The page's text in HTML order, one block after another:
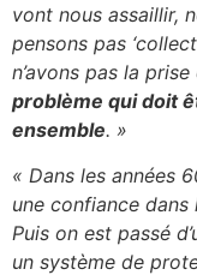
vont nous assaillir,
pensons pas
n’avons pas la
problème qui doit
ensemble. »
« Dans les années
une confiance dans
Puis on est passé
un système de